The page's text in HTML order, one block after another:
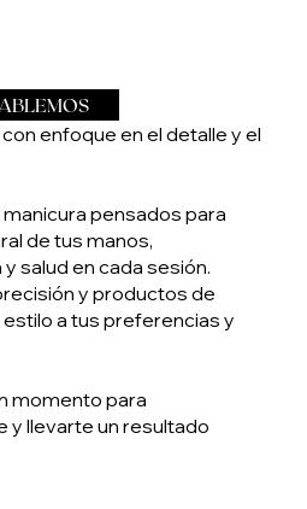
enfoque en el detalle y el
pensados para
de tus manos,
salud en cada sesión.
y productos de
a tus preferencias y
momento para
y llevarte un resultado